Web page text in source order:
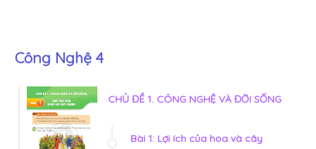
Công Nghệ 4
CHỦ ĐỀ 1. CÔNG NGHỆ VÀ ĐỜI SỐNG
Bài 1: Lợi ích của hoa và cây